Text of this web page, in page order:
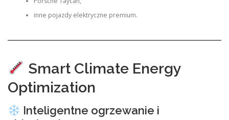
inne pojazdy elektryczne premium.
Smart Climate Energy
Optimization
Inteligentne ogrzewanie i